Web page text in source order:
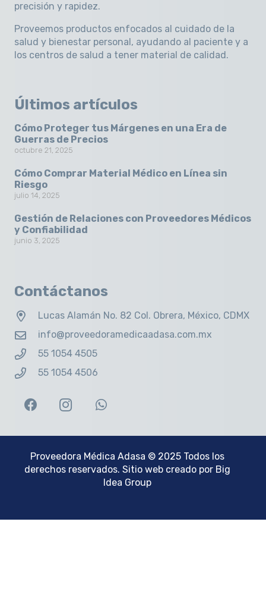
precisión y rapidez.
Proveemos productos enfocados al cuidado de la
salud y bienestar personal, ayudando al paciente y a
los centros de salud a tener material de calidad.
Últimos artículos
Cómo Proteger tus Márgenes en una Era de
Guerras de Precios
octubre 21, 2025
Cómo Comprar Material Médico en Línea sin
Riesgo
julio 14, 2025
Gestión de Relaciones con Proveedores Médicos
y Confiabilidad
junio 3, 2025
Contáctanos
Lucas Alamán No. 82 Col. Obrera, México, CDMX
info@proveedoramedicaadasa.com.mx
55 1054 4505
55 1054 4506
Proveedora Médica Adasa © 2025 Todos los
derechos reservados. Sitio web creado por Big
Idea Group